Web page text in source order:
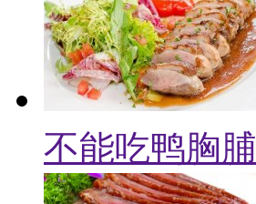
不能吃鸭胸脯